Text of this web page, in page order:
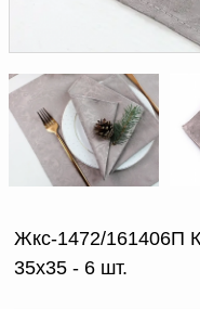
персональными данными
Письмо руководителю
Вопросы и ответы
Новости | Статьи
Жкс-1472/161406П
35x35 - 6 шт.